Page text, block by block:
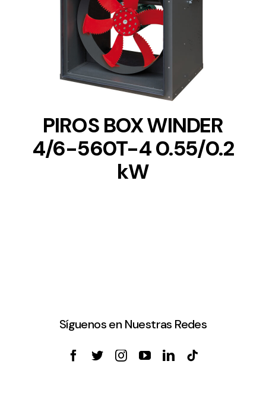
DETAILS
PIROS BOX WINDER
4/6-560T-4 0.55/0.2
kW
Síguenos en Nuestras Redes